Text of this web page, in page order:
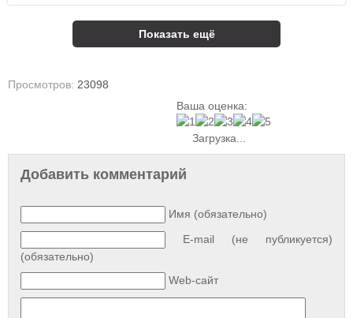
Показать ещё
Просмотров: 23098
Ваша оценка:
Загрузка...
Добавить комментарий
Имя (обязательно)
E-mail (не публикуется)
(обязательно)
Web-сайт